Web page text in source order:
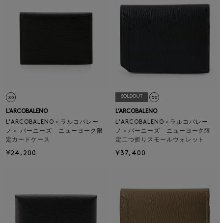
L’ARCOBALENO
L'ARCOBALENO＜ラルコバレー
ノ＞ バーニーズ ニューヨーク限
定カードケース
¥24,200
SOLDOUT
L’ARCOBALENO
L'ARCOBALENO＜ラルコバレー
ノ＞バーニーズ ニューヨーク限
定二つ折りスモールウォレット
¥37,400